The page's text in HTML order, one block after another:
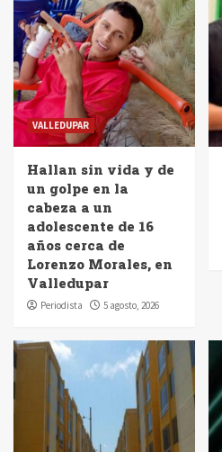
VALLEDUPAR
Hallan sin vida y de
un golpe en la
cabeza a un
adolescente de 16
años cerca de
Lorenzo Morales, en
Valledupar
Periodista 5 agosto, 2026